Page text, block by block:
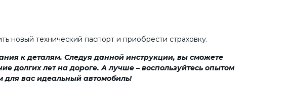
новый технический паспорт и приобрести страховку.
к деталям. Следуя данной инструкции, вы сможете
долгих лет на дороге. А лучше – воспользуйтесь опытом
вас идеальный автомобиль!